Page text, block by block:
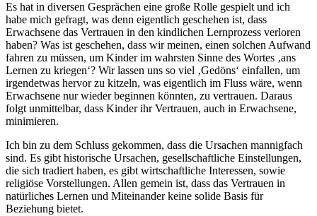
Es hat in diversen Gesprächen eine große Rolle gespielt und ich
habe mich gefragt, was denn eigentlich geschehen ist, dass
Erwachsene das Vertrauen in den kindlichen Lernprozess verloren
haben? Was ist geschehen, dass wir meinen, einen solchen Aufwand
fahren zu müssen, um Kinder im wahrsten Sinne des Wortes ‚ans
Lernen zu kriegen‘? Wir lassen uns so viel ‚Gedöns‘ einfallen, um
irgendetwas hervor zu kitzeln, was eigentlich im Fluss wäre, wenn
Erwachsene nur wieder beginnen könnten, zu vertrauen. Daraus
folgt unmittelbar, dass Kinder ihr Vertrauen, auch in Erwachsene,
minimieren.
Ich bin zu dem Schluss gekommen, dass die Ursachen mannigfach
sind. Es gibt historische Ursachen, gesellschaftliche Einstellungen,
die sich tradiert haben, es gibt wirtschaftliche Interessen, sowie
religiöse Vorstellungen. Allen gemein ist, dass das Vertrauen in
natürliches Lernen und Miteinander keine solide Basis für
Beziehung bietet.